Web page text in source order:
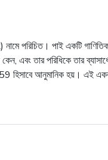
পরিচিত। পাই একটি
তার পরিধিকে তার
হিসাবে আনুমানিক হয়। এই